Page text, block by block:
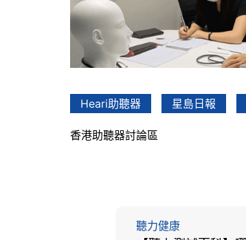
Heari助聽器 星島日報
香港助聽器討論區
聽力健康